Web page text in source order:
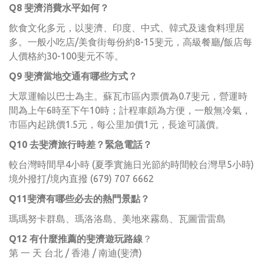
Q8 斐濟消費水平如何？
飲食文化多元，以斐濟、印度、中式、韓式及速食料理居
多。一般小吃店/美食街每份約8-15斐元，高級餐廳/飯店每
人價格約30-100斐元不等。
Q9 斐濟當地交通有哪些方式？
大眾運輸以巴士為主。蘇瓦市區內票價為0.7斐元，營運時
間為上午6時至下午10時；計程車頗為方便，一般無冷氣，
市區內起跳價1.5元，每公里加價1元，長途可議價。
Q10 去斐濟旅行時差？緊急電話？
較台灣時間早4小時 (夏季實施日光節約時間較台灣早5小時)
境外撥打/境內直撥 (679) 707 6662
Q11斐濟有哪些必去的熱門景點？
瑪瑪努卡群島、瑪洛洛島、美地來霧島、瓦圖雷雷島
Q12 有什麼推薦的斐濟遊玩路線 ？
第 一 天 台北 / 香港 / 南迪(斐濟)